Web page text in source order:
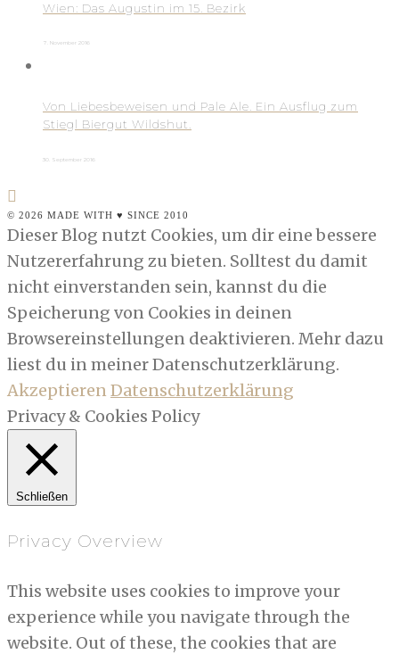
Wien: Das Augustin im 15. Bezirk
7. November 2016
Von Liebesbeweisen und Pale Ale. Ein Ausflug zum
Stiegl Biergut Wildshut.
30. September 2016
© 2026 MADE WITH ♥ SINCE 2010
Dieser Blog nutzt Cookies, um dir eine bessere
Nutzererfahrung zu bieten. Solltest du damit
nicht einverstanden sein, kannst du die
Speicherung von Cookies in deinen
Browsereinstellungen deaktivieren. Mehr dazu
liest du in meiner Datenschutzerklärung.
AkzeptierenDatenschutzerklärung
Privacy & Cookies Policy
Schließen
Privacy Overview
This website uses cookies to improve your
experience while you navigate through the
website. Out of these, the cookies that are